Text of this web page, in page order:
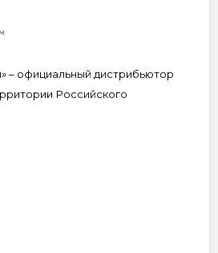
– официальный дистрибьютор
Российского